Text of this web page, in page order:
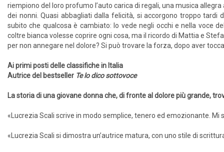
riempiono del loro profumo l’auto carica di regali, una musica
dei nonni. Quasi abbagliati dalla felicità, si accorgono troppo tardi
subito che qualcosa è cambiato: lo vede negli occhi e nella voce
coltre bianca volesse coprire ogni cosa, ma il ricordo di Mattia e
per non annegare nel dolore? Si può trovare la forza, dopo aver
Ai primi posti delle classifiche in Italia
Autrice del bestseller Te lo dico sottovoce
La storia di una giovane donna che, di fronte al dolore più grande,
«Lucrezia Scali scrive in modo semplice, tenero ed emozionante. Mi
«Lucrezia Scali si dimostra un’autrice matura, con uno stile di